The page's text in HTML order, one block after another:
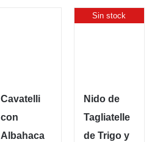
Cavatelli
con
Albahaca
Sin stock
Nido de
Tagliatelle
de Trigo y